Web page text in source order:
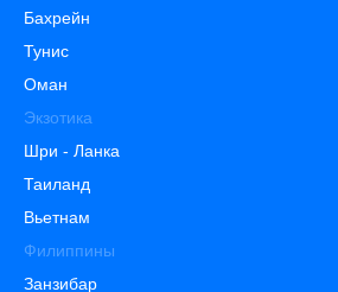
Бахрейн
Тунис
Оман
Экзотика
Шри - Ланка
Таиланд
Вьетнам
Филиппины
Занзибар